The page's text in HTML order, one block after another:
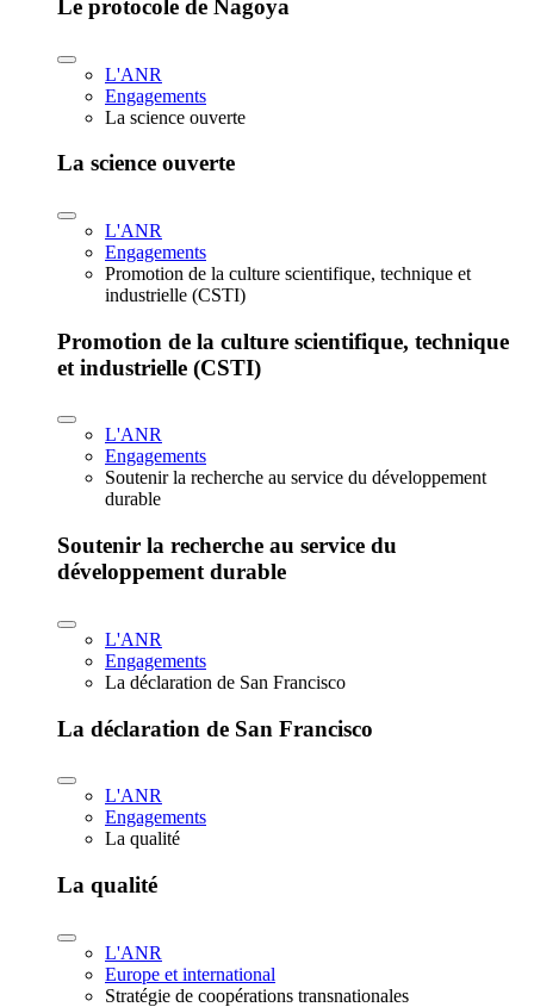
Le protocole de Nagoya
L'ANR
Engagements
La science ouverte
La science ouverte
L'ANR
Engagements
Promotion de la culture scientifique, technique et
industrielle (CSTI)
Promotion de la culture scientifique, technique
et industrielle (CSTI)
L'ANR
Engagements
Soutenir la recherche au service du développement
durable
Soutenir la recherche au service du
développement durable
L'ANR
Engagements
La déclaration de San Francisco
La déclaration de San Francisco
L'ANR
Engagements
La qualité
La qualité
L'ANR
Europe et international
Stratégie de coopérations transnationales